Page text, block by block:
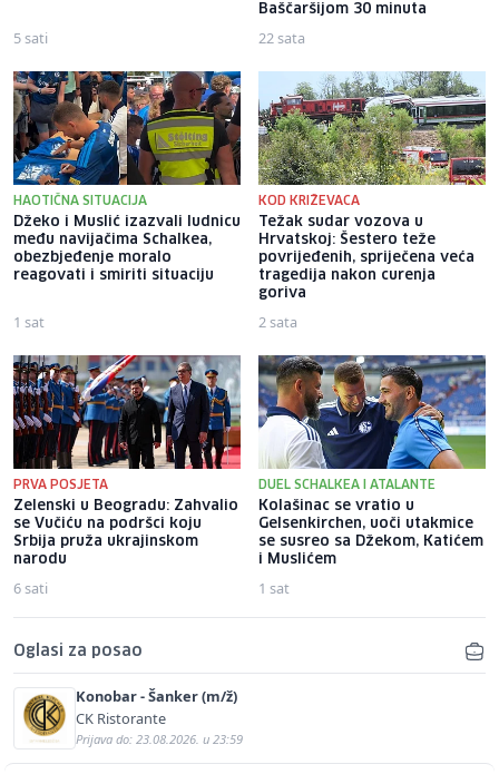
5 sati
Baščaršijom 30 minuta
22 sata
HAOTIČNA SITUACIJA
Džeko i Muslić izazvali ludnicu
među navijačima Schalkea,
obezbjeđenje moralo
reagovati i smiriti situaciju
1 sat
KOD KRIŽEVACA
Težak sudar vozova u
Hrvatskoj: Šestero teže
povrijeđenih, spriječena veća
tragedija nakon curenja
goriva
2 sata
PRVA POSJETA
Zelenski u Beogradu: Zahvalio
se Vučiću na podršci koju
Srbija pruža ukrajinskom
narodu
6 sati
DUEL SCHALKEA I ATALANTE
Kolašinac se vratio u
Gelsenkirchen, uoči utakmice
se susreo sa Džekom, Katićem
i Muslićem
1 sat
Oglasi za posao
Konobar - Šanker (m/ž)
CK Ristorante
Prijava do: 23.08.2026. u 23:59